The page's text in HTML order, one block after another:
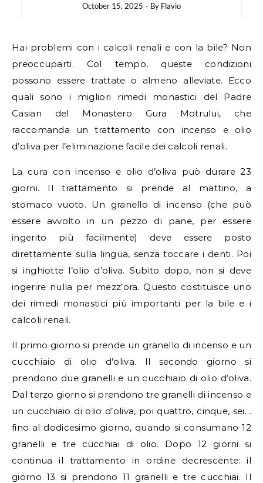
October 15, 2025 - By Flavio
Hai problemi con i calcoli renali e con la bile? Non
preoccuparti. Col tempo, queste condizioni
possono essere trattate o almeno alleviate. Ecco
quali sono i migliori rimedi monastici del Padre
Casian del Monastero Gura Motrului, che
raccomanda un trattamento con incenso e olio
d’oliva per l’eliminazione facile dei calcoli renali.
La cura con incenso e olio d’oliva può durare 23
giorni. Il trattamento si prende al mattino, a
stomaco vuoto. Un granello di incenso (che può
essere avvolto in un pezzo di pane, per essere
ingerito più facilmente) deve essere posto
direttamente sulla lingua, senza toccare i denti. Poi
si inghiotte l’olio d’oliva. Subito dopo, non si deve
ingerire nulla per mezz’ora. Questo costituisce uno
dei rimedi monastici più importanti per la bile e i
calcoli renali.
Il primo giorno si prende un granello di incenso e un
cucchiaio di olio d’oliva. Il secondo giorno si
prendono due granelli e un cucchiaio di olio d’oliva.
Dal terzo giorno si prendono tre granelli di incenso e
un cucchiaio di olio d’oliva, poi quattro, cinque, sei…
fino al dodicesimo giorno, quando si consumano 12
granelli e tre cucchiai di olio. Dopo 12 giorni si
continua il trattamento in ordine decrescente: il
giorno 13 si prendono 11 granelli e tre cucchiai. Il